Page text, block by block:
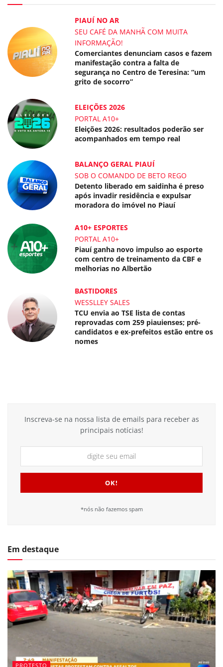
PIAUÍ NO AR
SEU CAFÉ DA MANHÃ COM MUITA
INFORMAÇÃO!
Comerciantes denunciam casos e fazem
manifestação contra a falta de
segurança no Centro de Teresina: “um
grito de socorro”
ELEIÇÕES 2026
PORTAL A10+
Eleições 2026: resultados poderão ser
acompanhados em tempo real
BALANÇO GERAL PIAUÍ
SOB O COMANDO DE BETO REGO
Detento liberado em saidinha é preso
após invadir residência e expulsar
moradora do imóvel no Piauí
A10+ ESPORTES
PORTAL A10+
Piauí ganha novo impulso ao esporte
com centro de treinamento da CBF e
melhorias no Albertão
BASTIDORES
WESSLLEY SALES
TCU envia ao TSE lista de contas
reprovadas com 259 piauienses; pré-
candidatos e ex-prefeitos estão entre os
nomes
Inscreva-se na nossa lista de emails para receber as
principais notícias!
*nós não fazemos spam
Em destaque
PROTESTO